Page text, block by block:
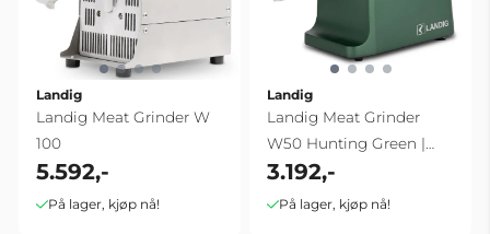
Landig
Landig Meat Grinder W
100
5.592,-
På lager, kjøp nå!
Landig
Landig Meat Grinder
W50 Hunting Green |
2400W
3.192,-
På lager, kjøp nå!